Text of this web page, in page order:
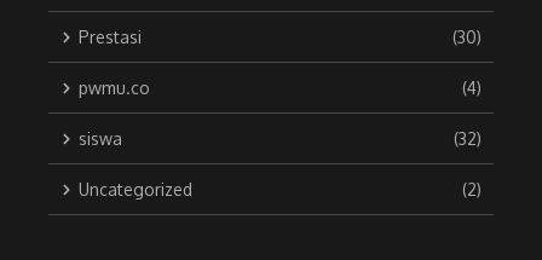
Prestasi (30)
pwmu.co (4)
siswa (32)
Uncategorized (2)